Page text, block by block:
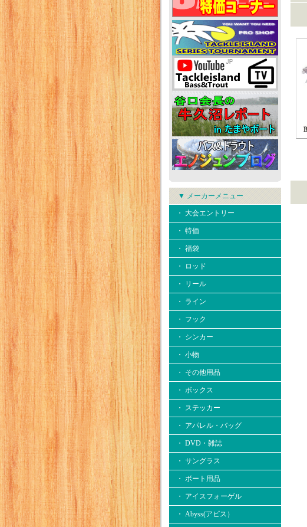
▼ メーカーメニュー
・ 大会エントリー
・ 特価
・ 福袋
・ ロッド
・ リール
・ ライン
・ フック
・ シンカー
・ 小物
・ その他用品
・ ボックス
・ ステッカー
・ アパレル・バッグ
・ DVD・雑誌
・ サングラス
・ ボート用品
・ アイスフォーゲル
・ Abyss(アビス）